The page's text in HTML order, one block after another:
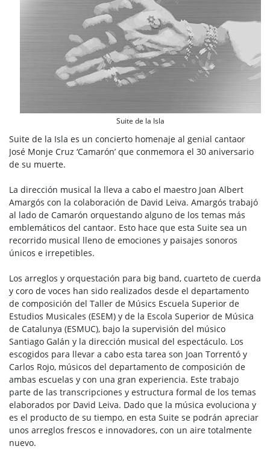
Suite de la Isla
Suite de la Isla es un concierto homenaje al genial cantaor
José Monje Cruz ‘Camarón’ que conmemora el 30 aniversario
de su muerte.
La dirección musical la lleva a cabo el maestro Joan Albert
Amargós con la colaboración de David Leiva. Amargós trabajó
al lado de Camarón orquestando alguno de los temas más
emblemáticos del cantaor. Esto hace que esta Suite sea un
recorrido musical lleno de emociones y paisajes sonoros
únicos e irrepetibles.
Los arreglos y orquestación para big band, cuarteto de cuerda
y coro de voces han sido realizados desde el departamento
de composición del Taller de Músics Escuela Superior de
Estudios Musicales (ESEM) y de la Escola Superior de Música
de Catalunya (ESMUC), bajo la supervisión del músico
Santiago Galán y la dirección musical del espectáculo. Los
escogidos para llevar a cabo esta tarea son Joan Torrentó y
Carlos Rojo, músicos del departamento de composición de
ambas escuelas y con una gran experiencia. Este trabajo
parte de las transcripciones y estructura formal de los temas
elaborados por David Leiva. Dado que la música evoluciona y
es el producto de su tiempo, en esta Suite se podrán apreciar
unos arreglos frescos e innovadores, con un aire totalmente
nuevo.